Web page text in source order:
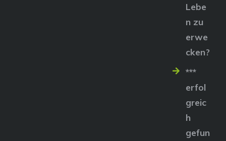
Lebe
n zu
erwe
cken?
***
erfol
greic
h
gefun